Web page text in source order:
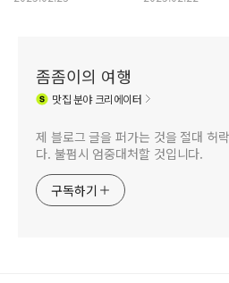
좀좀이의 여행
맛집분야 크리에이터
제 블로그 글을 퍼가는 것을 절대 허
다. 불펌시 엄중대처할 것입니다.
구독하기